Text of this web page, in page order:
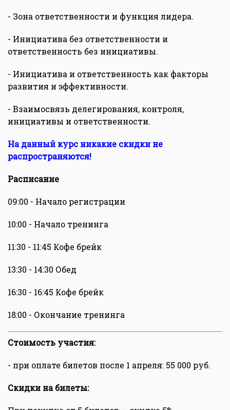
- Зона ответственности и функция лидера.
- Инициатива без ответственности и
ответственность без инициативы.
- Инициатива и ответственность как факторы
развития и эффективности.
- Взаимосвязь делегирования, контроля,
инициативы и ответственности.
На данный курс никакие скидки не
распространяются!
Расписание
09:00 - Начало регистрации
10:00 - Начало тренинга
11:30 - 11:45 Кофе брейк
13:30 - 14:30 Обед
16:30 - 16:45 Кофе брейк
18:00 - Окончание тренинга
Стоимость участия:
- при оплате билетов после 1 апреля: 55 000 руб.
Скидки на билеты: